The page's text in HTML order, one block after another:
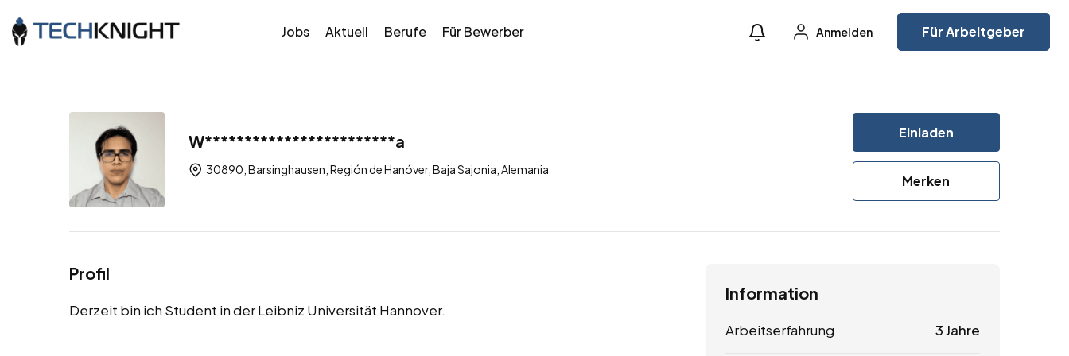
Jobs Aktuell Berufe Für Bewerber Anmelden Für Arbeitgeber
W************************a
30890, Barsinghausen, Región de Hanóver, Baja Sajonia, Alemania
Einladen
Merken
Profil
Derzeit bin ich Student in der Leibniz Universität Hannover.
Information
Arbeitserfahrung 3 Jahre